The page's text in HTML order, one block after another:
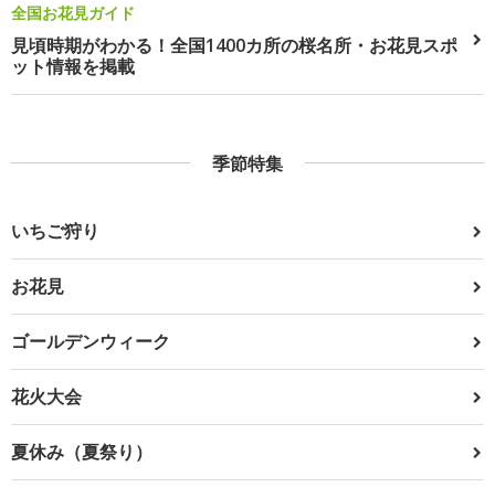
全国お花見ガイド
見頃時期がわかる！全国1400カ所の桜名所・お花見スポ
ット情報を掲載
季節特集
いちご狩り
お花見
ゴールデンウィーク
花火大会
夏休み（夏祭り）